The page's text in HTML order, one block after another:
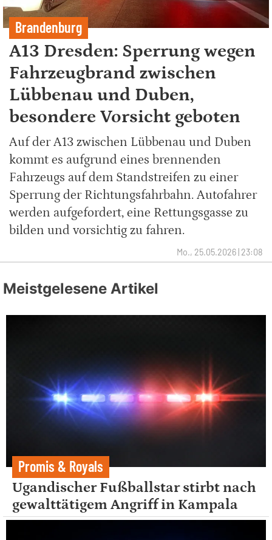
Brandenburg
A13 Dresden: Sperrung wegen
Fahrzeugbrand zwischen
Lübbenau und Duben,
besondere Vorsicht geboten
Auf der A13 zwischen Lübbenau und Duben
kommt es aufgrund eines brennenden
Fahrzeugs auf dem Standstreifen zu einer
Sperrung der Richtungsfahrbahn. Autofahrer
werden aufgefordert, eine Rettungsgasse zu
bilden und vorsichtig zu fahren.
Mo., 25.05.2026 | 23:08
Meistgelesene Artikel
Promis & Royals
Ugandischer Fußballstar stirbt nach
gewalttätigem Angriff in Kampala